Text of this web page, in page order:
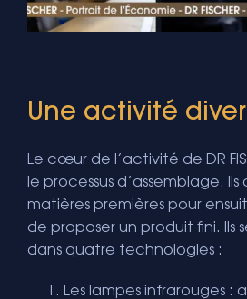
Une activité
Le cœur de l’activité de DR
le processus d’assemblage.
matières premières pour
de proposer un produit fini. Ils
dans quatre technologies :
Les lampes infrarouges :